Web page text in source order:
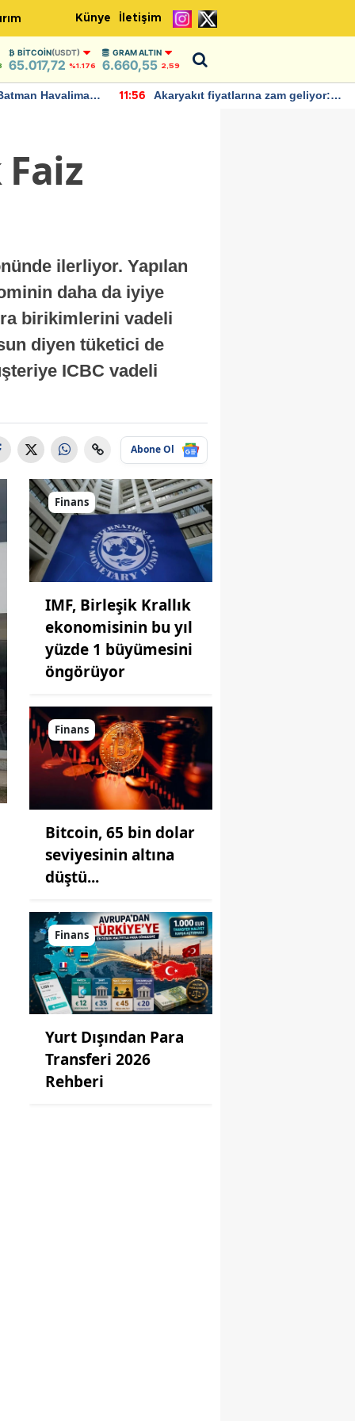
Künye İletişim
BITCOIN(USDT)
65.017,72 %1.176
GRAM ALTIN
6.660,55 2,59
Havalimanı
11:56
Akaryakıt fiyatlarına zam geliyor:
ilerliyor. Yapılan
daha da iyiye
birikimlerini vadeli
diyen tüketici de
ICBC vadeli
Abone Ol
Finans
IMF, Birleşik Krallık
ekonomisinin bu yıl
yüzde 1 büyümesini
öngörüyor
Finans
Bitcoin, 65 bin dolar
seviyesinin altına
düştü...
Finans
Yurt Dışından Para
Transferi 2026
Rehberi